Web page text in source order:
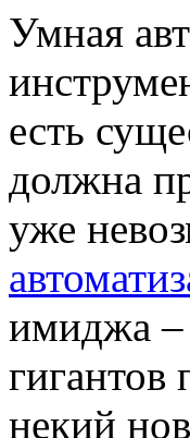
Умная
есть
должна
уже
имиджа –
гигантов
некий